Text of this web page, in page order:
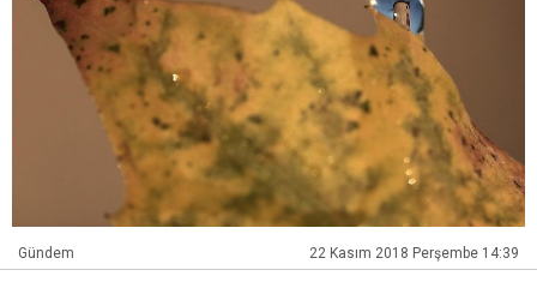
Gündem 22 Kasım 2018 Perşembe 14:39